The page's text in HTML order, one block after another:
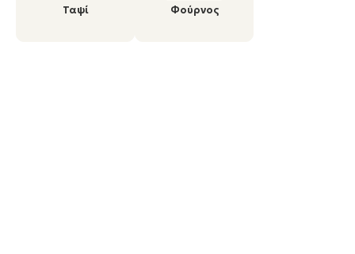
Ταψί Φούρνος